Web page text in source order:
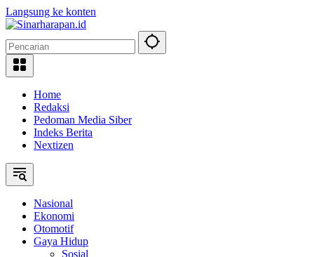
Langsung ke konten
Home
Redaksi
Pedoman Media Siber
Indeks Berita
Nextizen
Nasional
Ekonomi
Otomotif
Gaya Hidup
Sosial